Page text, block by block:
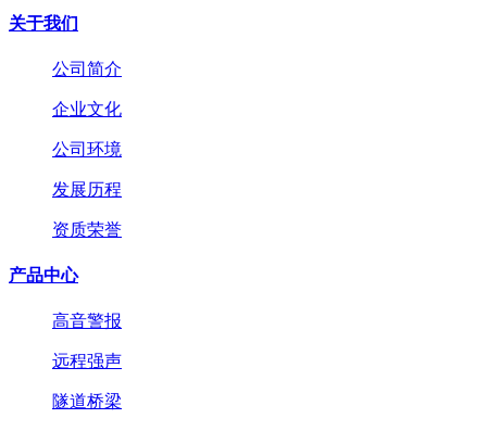
关于我们
公司简介
企业文化
公司环境
发展历程
资质荣誉
产品中心
高音警报
远程强声
隧道桥梁